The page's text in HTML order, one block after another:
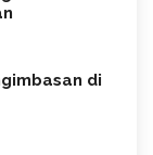
di